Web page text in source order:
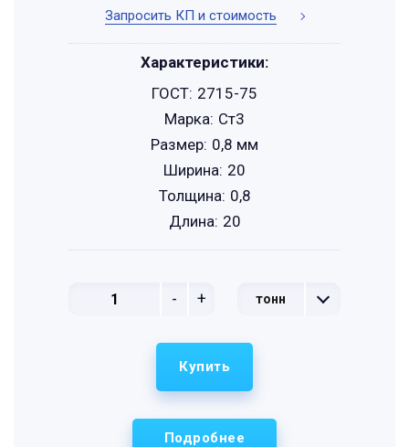
Запросить КП и стоимость
- + тонн
Характеристики:
ГОСТ: 2715-75
Марка: Ст3
Размер: 0,8 мм
Ширина: 20
Толщина: 0,8
Длина: 20
Подробнее
Купить